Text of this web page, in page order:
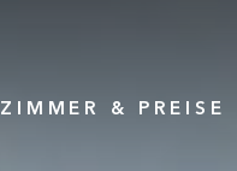
ZIMMER & PREISE